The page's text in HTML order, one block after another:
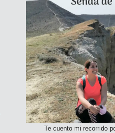
Te cuento mi recorrido